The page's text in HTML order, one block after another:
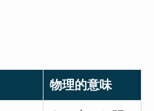
物理的意味